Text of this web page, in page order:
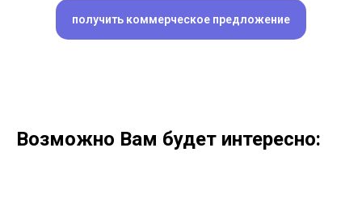
получить коммерческое предложение
Возможно Вам будет интересно: